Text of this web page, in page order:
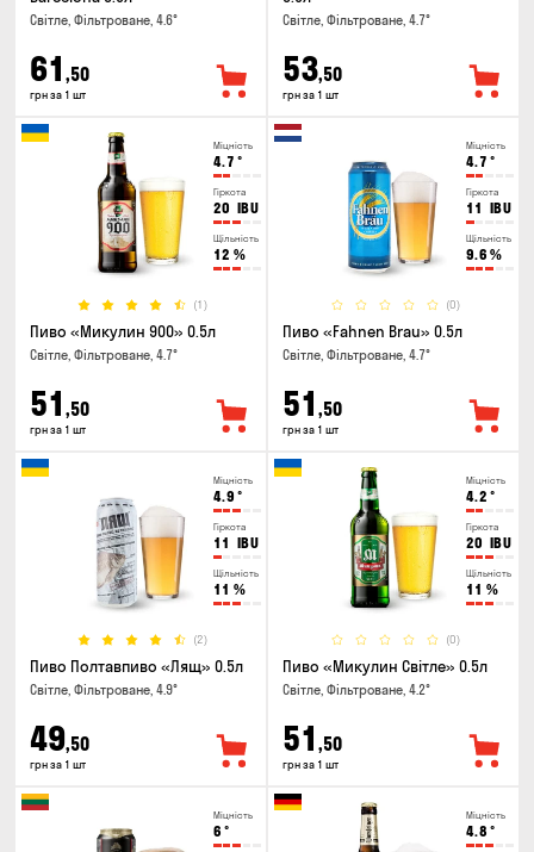
Світле, Фільтроване, 4.6°
61 ,50
грн за 1 шт
Світле, Фільтроване, 4.7°
53,50
грн за 1 шт
Міцність
4.7 °
Гіркота
20 IBU
Щільність
12 %
(1)
Пиво «Микулин 900» 0.5л
Світле, Фільтроване, 4.7°
51 ,50
грн за 1 шт
Міцність
4.7 °
Гіркота
11 IBU
Щільність
9.6 %
(0)
Пиво «Fahnen Brau» 0.5л
Світле, Фільтроване, 4.7°
51 ,50
грн за 1 шт
Міцність
4.9 °
Гіркота
11 IBU
Щільність
11 %
(2)
Пиво Полтавпиво «Лящ» 0.5л
Світле, Фільтроване, 4.9°
49,50
грн за 1 шт
Міцність
4.2 °
Гіркота
20 IBU
Щільність
11 %
(0)
Пиво «Микулин Світле» 0.5л
Світле, Фільтроване, 4.2°
51 ,50
грн за 1 шт
Міцність
6 °
Міцність
4.8 °